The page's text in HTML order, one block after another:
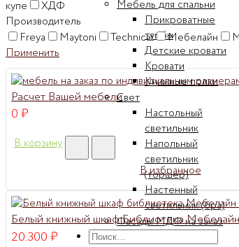
Мебель для спальни
Прикроватные
тумбы
Детские кровати
Кровати
Книжные полки
Свет
Настольный
светильник
Напольный
светильник
(торшер)
Настенный
светильник (бра)
Фасады МДФ на заказ
Искать:
купе
ХДФ
Производитель
Freya
Maytoni Technical Мебелайн
Применить
Расчет Вашей мебели
0₽
В корзину
В избранное
Белый книжный шкаф Библиотека
20.300₽